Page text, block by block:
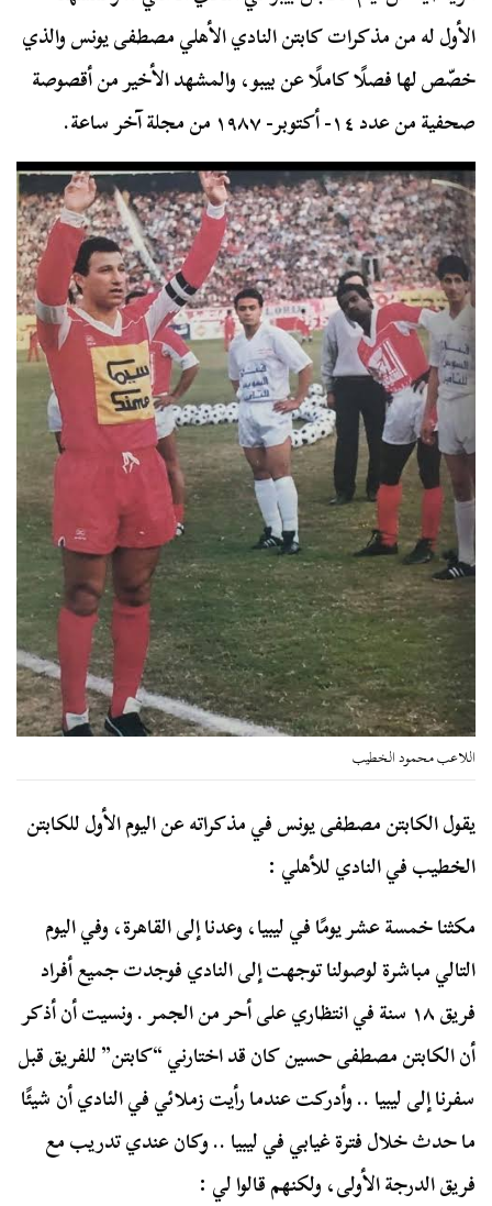
الأول له من مذكرات كابتن النادي الأهلي مصطفى يونس والذي
خصّص لها فصلًا كاملًا عن بيبو، والمشهد الأخير من أقصوصة
صحفية من عدد ١٤- أكتوبر- ١٩٨٧ من مجلة آخر ساعة.
اللاعب محمود الخطيب
يقول الكابتن مصطفى يونس في مذكراته عن اليوم الأول للكابتن
الخطيب في النادي للأهلي :
مكثنا خمسة عشر يومًا في ليبيا، وعدنا إلى القاهرة، وفي اليوم
التالي مباشرة لوصولنا توجهت إلى النادي فوجدت جميع أفراد
فريق ١٨ سنة في انتظاري على أحر من الجمر . ونسيت أن أذكر
أن الكابتن مصطفى حسين كان قد اختارني “كابتن” للفريق قبل
سفرنا إلى ليبيا .. وأدركت عندما رأيت زملائي في النادي أن شيئًا
ما حدث خلال فترة غيابي في ليبيا .. وكان عندي تدريب مع
فريق الدرجة الأولى، ولكنهم قالوا لي :